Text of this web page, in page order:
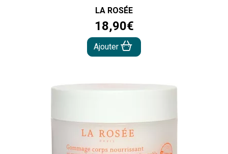
LA ROSÉE
18,90€
Ajouter